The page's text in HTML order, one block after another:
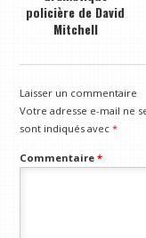
policière de David
Mitchell
Laisser un commentaire
Votre adresse e-mail ne
sont indiqués avec*
Commentaire*